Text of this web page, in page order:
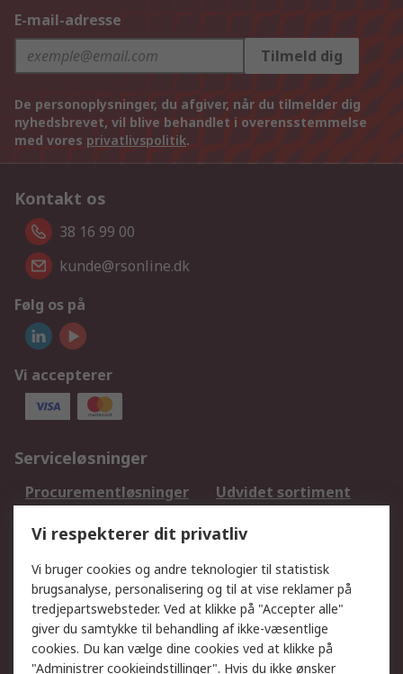
E-mail-adresse
Tilmeld dig
De personoplysninger, du afgiver, når du tilmelder dig
nyhedsbrevet, vil blive behandlet i overensstemmelse
med vores privatlivspolitik.
Kontakt os
38 16 99 00
kunde@rsonline.dk
Følg os på
Vi accepterer
Serviceløsninger
Procurementløsninger
Udvidet sortiment
DesignSpark
Teknisk Support
Dit lokale salgsteam
Eksportløsninger
Support
Få hjælp
Returnering
Vi respekterer dit privatliv
Vi bruger cookies og andre teknologier til statistisk
brugsanalyse, personalisering og til at vise reklamer på
tredjepartswebsteder. Ved at klikke på "Accepter alle"
giver du samtykke til behandling af ikke-væsentlige
cookies. Du kan vælge dine cookies ved at klikke på
"Administrer cookieindstillinger". Hvis du ikke ønsker